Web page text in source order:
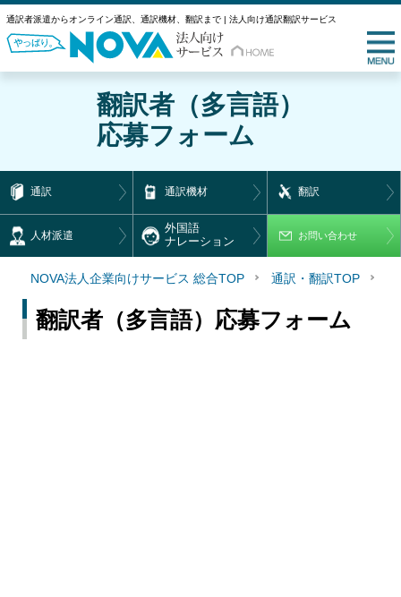
通訳者派遣からオンライン通訳、通訳機材、翻訳まで | 法人向け通訳翻訳サービス
翻訳者（多言語）
応募フォーム
通訳 通訳機材 翻訳
人材派遣
外国語
ナレーション
お問い合わせ
NOVA法人企業向けサービス 総合TOP 通訳・翻訳TOP
翻訳者（多言語）応募フォーム